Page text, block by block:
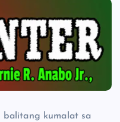
balitang kumalat sa